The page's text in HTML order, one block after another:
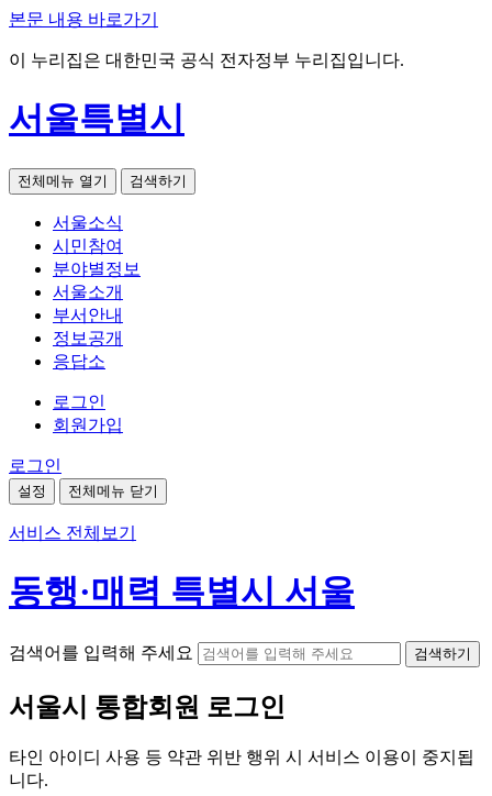
본문 내용 바로가기
이 누리집은 대한민국 공식 전자정부 누리집입니다.
서울특별시
전체메뉴 열기 검색하기
서울소식
시민참여
분야별정보
서울소개
부서안내
정보공개
응답소
로그인
회원가입
로그인
설정 전체메뉴 닫기
서비스 전체보기
동행·매력 특별시 서울
검색어를 입력해 주세요 검색하기
서울시 통합회원 로그인
타인 아이디 사용 등 약관 위반 행위 시 서비스 이용이 중지됩
니다.